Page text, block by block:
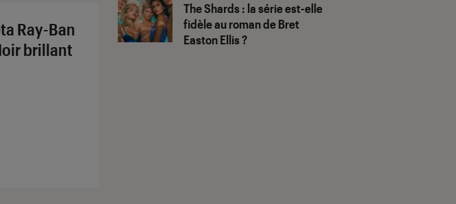
Ray-Ban
brillant
The Shards: la série est-elle
fidèle au roman de Bret
Easton Ellis ?